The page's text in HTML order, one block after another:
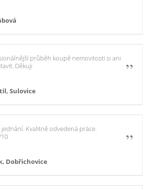
průběh koupě nemovitosti si ani
Děkuji
Sulovice
Kvalitně odvedená práce.
Dobřichovice